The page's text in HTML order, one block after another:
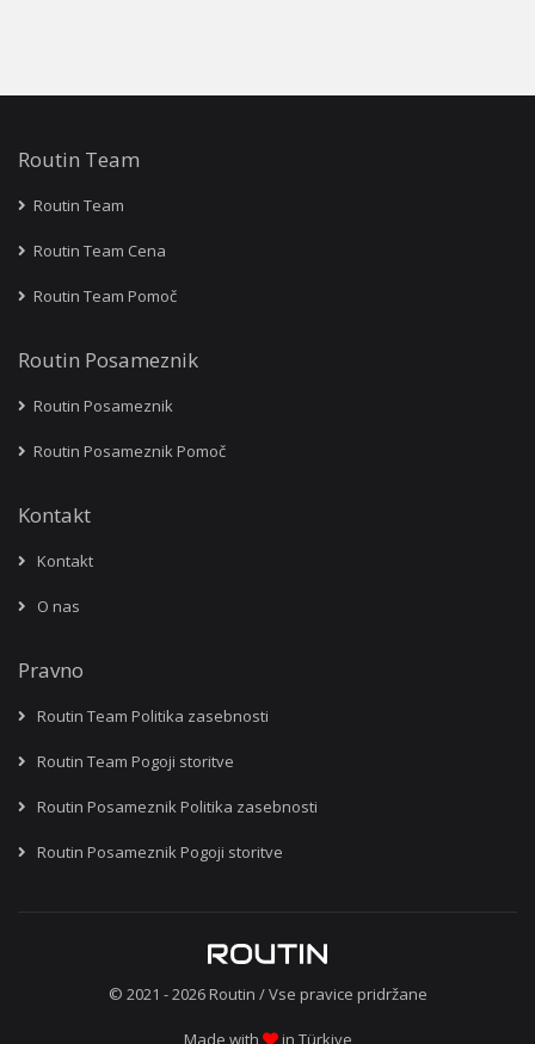
Routin Team
Routin Team
Routin Team Cena
Routin Team Pomoč
Routin Posameznik
Routin Posameznik
Routin Posameznik Pomoč
Kontakt
Kontakt
O nas
Pravno
Routin Team Politika zasebnosti
Routin Team Pogoji storitve
Routin Posameznik Politika zasebnosti
Routin Posameznik Pogoji storitve
© 2021 - 2026 Routin / Vse pravice pridržane